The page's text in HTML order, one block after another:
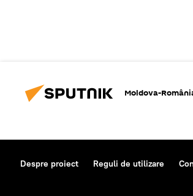
Moldova-
Despre proiect Reguli de utilizare